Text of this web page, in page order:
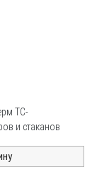
TC-
и стаканов